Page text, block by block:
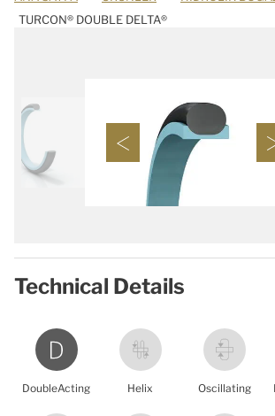
TURCON® DOUBLE DELTA®
Technical Details
DoubleActing Helix Oscillating